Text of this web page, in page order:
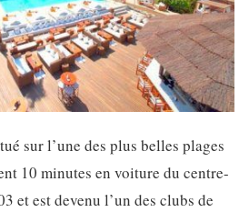
sur l’une des plus belles plages
10 minutes en voiture du centre-
et est devenu l’un des clubs de